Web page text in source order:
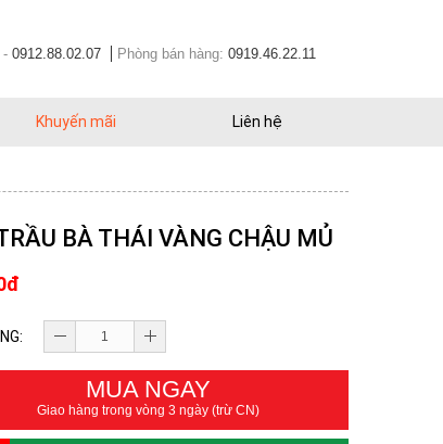
- 0912.88.02.07 Phòng bán hàng: 0919.46.22.11
Khuyến mãi Liên hệ
BÀ THÁI VÀNG CHẬU MỦ
MUA NGAY
Giao hàng trong vòng 3 ngày (trừ CN)